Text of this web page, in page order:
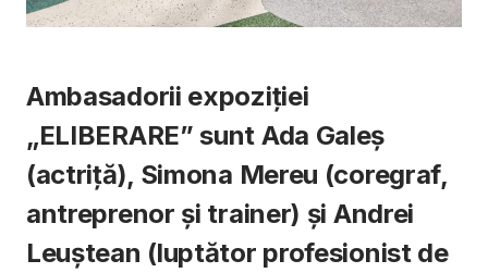
Ambasadorii expoziției
„ELIBERARE” sunt Ada Galeș
(actriță), Simona Mereu (coregraf,
antreprenor și trainer) și Andrei
Leuștean (luptător profesionist de